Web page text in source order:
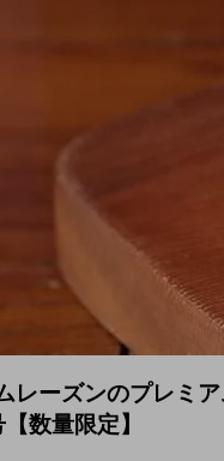
レーズンのプレミ
数量限定】